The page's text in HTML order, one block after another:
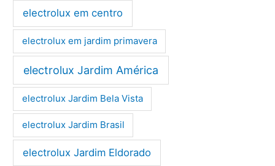
electrolux em centro
electrolux em jardim primavera
electrolux Jardim América
electrolux Jardim Bela Vista
electrolux Jardim Brasil
electrolux Jardim Eldorado